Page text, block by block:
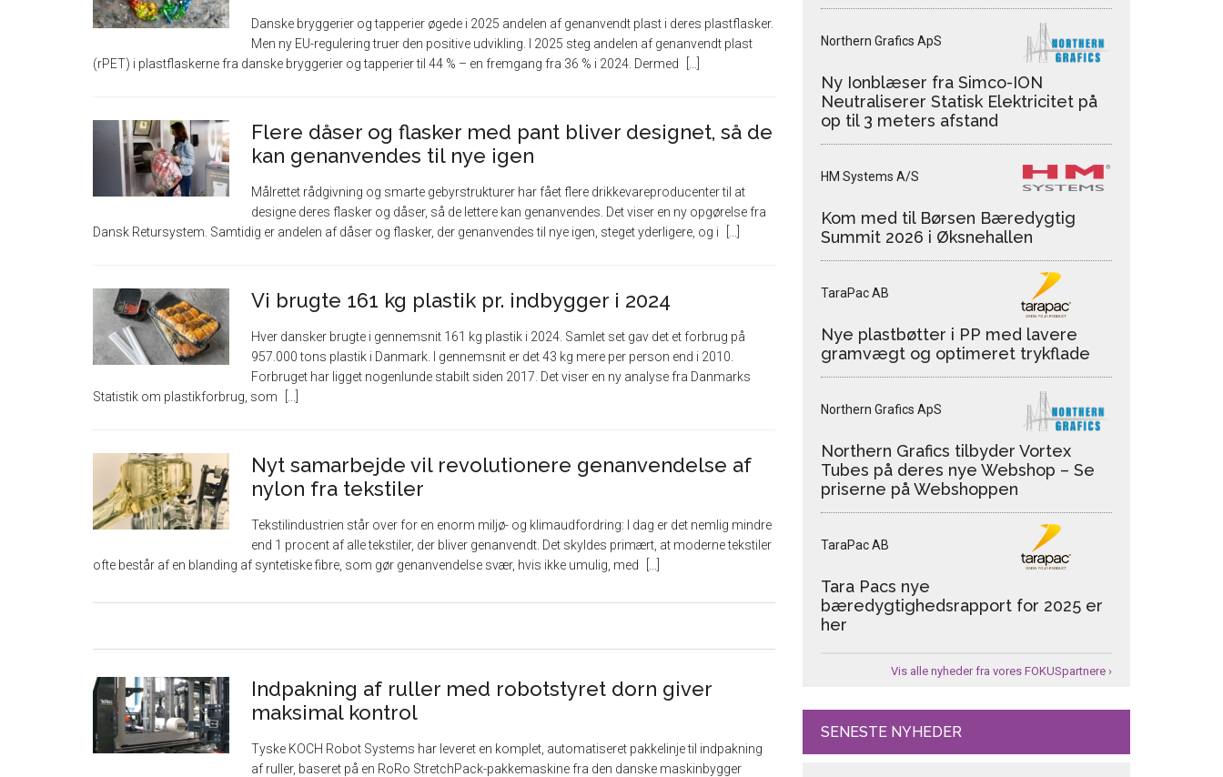
Danske bryggerier og tapperier øgede i 2025 andelen af genanvendt plast i deres plastflasker.
Men ny EU-regulering truer den positive udvikling. I 2025 steg andelen af genanvendt plast
(rPET) i plastflaskerne fra danske bryggerier og tapperier til 44 % – en fremgang fra 36 % i 2024. Dermed
Flere dåser og flasker med pant bliver designet, så de
kan genanvendes til nye igen
Målrettet rådgivning og smarte gebyrstrukturer har fået flere drikkevareproducenter til at
designe deres flasker og dåser, så de lettere kan genanvendes. Det viser en ny opgørelse fra
Dansk Retursystem. Samtidig er andelen af dåser og flasker, der genanvendes til nye igen, steget yderligere, og i
Vi brugte 161 kg plastik pr. indbygger i 2024
Hver dansker brugte i gennemsnit 161 kg plastik i 2024. Samlet set gav det et forbrug på
957.000 tons plastik i Danmark. I gennemsnit er det 43 kg mere per person end i 2010.
Forbruget har ligget nogenlunde stabilt siden 2017. Det viser en ny analyse fra Danmarks
Statistik om plastikforbrug, som
Nyt samarbejde vil revolutionere genanvendelse af
nylon fra tekstiler
Tekstilindustrien står over for en enorm miljø- og klimaudfordring: I dag er det nemlig mindre
end 1 procent af alle tekstiler, der bliver genanvendt. Det skyldes primært, at moderne tekstiler
ofte består af en blanding af syntetiske fibre, som gør genanvendelse svær, hvis ikke umulig, med
Indpakning af ruller med robotstyret dorn giver
maksimal kontrol
Tyske KOCH Robot Systems har leveret en komplet, automatiseret pakkelinje til indpakning
af ruller, baseret på en RoRo StretchPack-pakkemaskine fra den danske maskinbygger
Northern Grafics ApS
Ny Ionblæser fra Simco-ION
Neutraliserer Statisk Elektricitet på
op til 3 meters afstand
HM Systems A/S
Kom med til Børsen Bæredygtig
Summit 2026 i Øksnehallen
TaraPac AB
Nye plastbøtter i PP med lavere
gramvægt og optimeret trykflade
Northern Grafics ApS
Northern Grafics tilbyder Vortex
Tubes på deres nye Webshop – Se
priserne på Webshoppen
TaraPac AB
Tara Pacs nye
bæredygtighedsrapport for 2025 er
her
Vis alle nyheder fra vores FOKUSpartnere ›
SENESTE NYHEDER